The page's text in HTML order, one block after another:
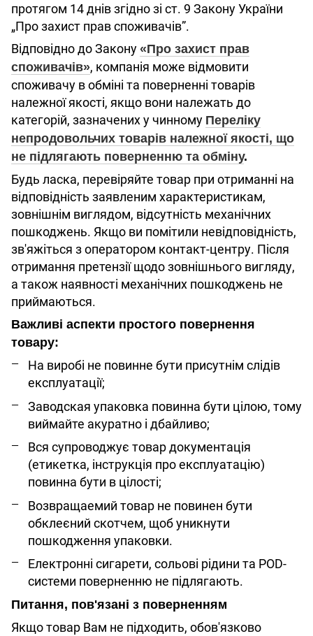
протягом 14 днів згідно зі ст. 9 Закону України
„Про захист прав споживачів”.
Відповідно до Закону «Про захист прав
споживачів», компанія може відмовити
споживачу в обміні та поверненні товарів
належної якості, якщо вони належать до
категорій, зазначених у чинному Переліку
непродовольчих товарів належної якості, що
не підлягають поверненню та обміну.
Будь ласка, перевіряйте товар при отриманні на
відповідність заявленим характеристикам,
зовнішнім виглядом, відсутність механічних
пошкоджень. Якщо ви помітили невідповідність,
зв'яжіться з оператором контакт-центру. Після
отримання претензії щодо зовнішнього вигляду,
а також наявності механічних пошкоджень не
приймаються.
Важливі аспекти простого повернення
товару:
На виробі не повинне бути присутнім слідів
експлуатації;
Заводская упаковка повинна бути цілою, тому
виймайте акуратно і дбайливо;
Вся супроводжує товар документація
(етикетка, інструкція про експлуатацію)
повинна бути в цілості;
Возвращаемий товар не повинен бути
обклеєний скотчем, щоб уникнути
пошкодження упаковки.
Електронні сигарети, сольові рідини та POD-
системи поверненню не підлягають.
Питання, пов'язані з поверненням
Якщо товар Вам не підходить, обов'язково